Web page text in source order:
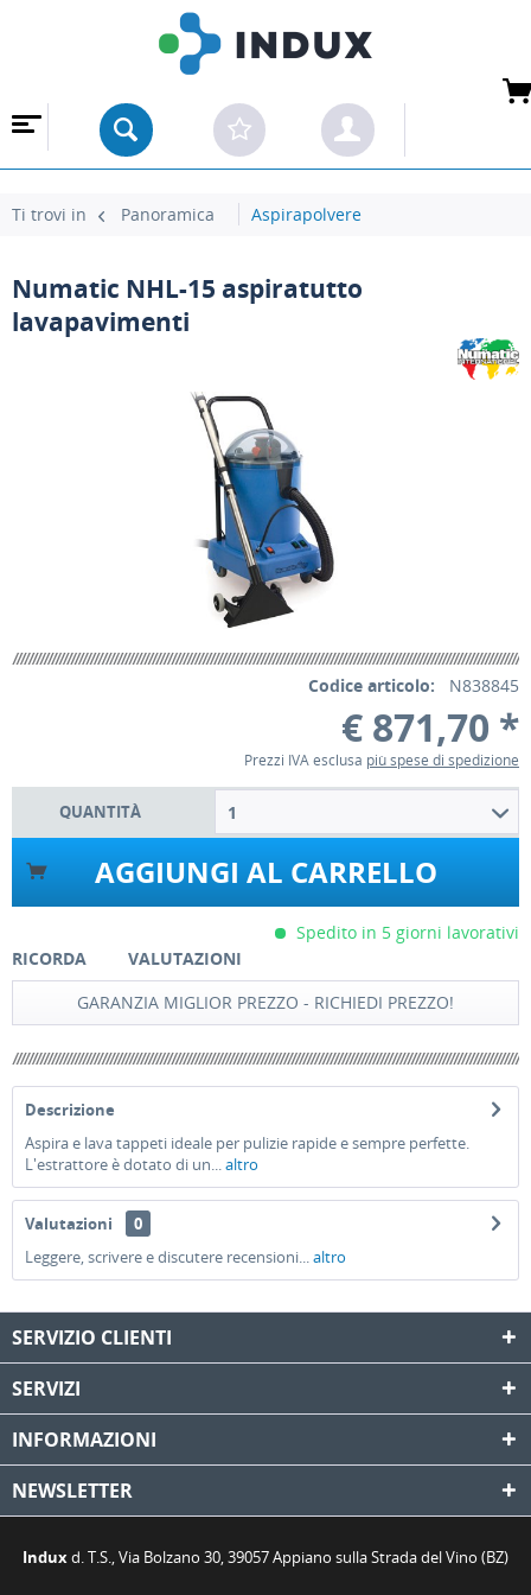
Ti trovi in Panoramica Aspirapolvere
Numatic NHL-15 aspiratutto
lavapavimenti
Codice articolo: N838845
€ 871,70 *
Prezzi IVA esclusa più spese di spedizione
QUANTITÀ 1
AGGIUNGI AL CARRELLO
Spedito in 5 giorni lavorativi
RICORDA
VALUTAZIONI
GARANZIA MIGLIOR PREZZO - RICHIEDI PREZZO!
Descrizione
Aspira e lava tappeti ideale per pulizie rapide e sempre perfette.
L'estrattore è dotato di un...altro
Valutazioni
0
Leggere, scrivere e discutere recensioni...altro
SERVIZIO CLIENTI
SERVIZI
INFORMAZIONI
NEWSLETTER
Indux d. T.S., Via Bolzano 30, 39057 Appiano sulla Strada del Vino (BZ)